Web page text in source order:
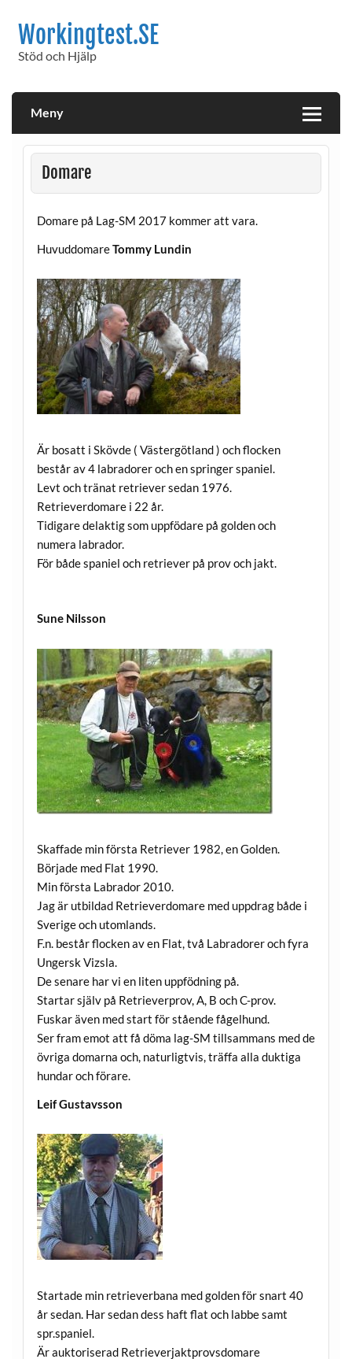
innehållWorkingtest.SE
Stöd och Hjälp
Meny
Domare
Domare på Lag-SM 2017 kommer att vara.
HuvuddomareTommy Lundin
Är bosatt i Skövde ( Västergötland ) och flocken
består av 4 labradorer och en springer spaniel.
Levt och tränat retriever sedan 1976.
Retrieverdomare i 22 år.
Tidigare delaktig som uppfödare på golden och
numera labrador.
För både spaniel och retriever på prov och jakt.
Sune Nilsson
Skaffade min första Retriever 1982, en Golden.
Började med Flat 1990.
Min första Labrador 2010.
Jag är utbildad Retrieverdomare med uppdrag både i
Sverige och utomlands.
F.n. består flocken av en Flat, två Labradorer och fyra
Ungersk Vizsla.
De senare har vi en liten uppfödning på.
Startar själv på Retrieverprov, A, B och C-prov.
Fuskar även med start för stående fågelhund.
Ser fram emot att få döma lag-SM tillsammans med de
övriga domarna och, naturligtvis, träffa alla duktiga
hundar och förare.
Leif Gustavsson
Startade min retrieverbana med golden för snart 40
år sedan. Har sedan dess haft flat och labbe samt
spr.spaniel.
Är auktoriserad Retrieverjaktprovsdomare